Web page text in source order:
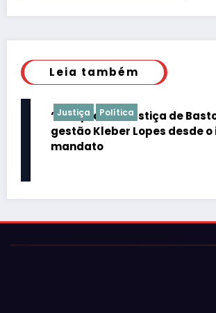
Leia também
Justiça Política
“É de praxe”: Justiça de Bastos
gestão Kleber Lopes desde o
mandato